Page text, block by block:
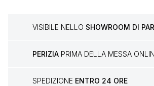
VISIBILE NELLO SHOWROOM DI
PERIZIA PRIMA DELLA MESSA
SPEDIZIONE ENTRO 24 ORE